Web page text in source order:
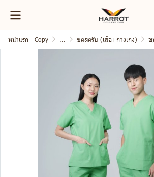
หน้าแรก - Copy ... ชุดสครับ (เสื้อ+กางเกง) ชุ